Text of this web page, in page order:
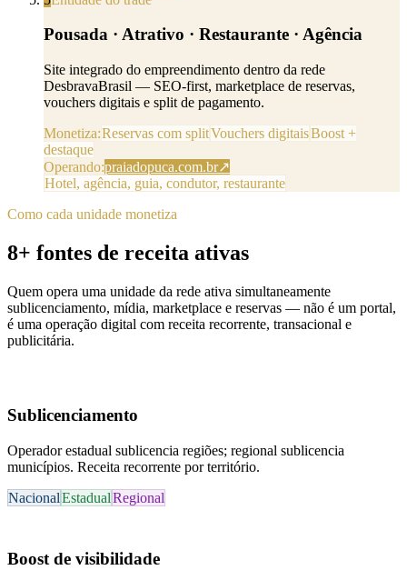
Pousada · Atrativo · Restaurante · Agência
Site integrado do empreendimento dentro da rede
DesbravaBrasil — SEO-first, marketplace de reservas,
vouchers digitais e split de pagamento.
Monetiza:Reservas com splitVouchers digitaisBoost +
destaque
Operando:praiadopuca.com.br↗
Hotel, agência, guia, condutor, restaurante
Como cada unidade monetiza
8+ fontes de receita ativas
Quem opera uma unidade da rede ativa simultaneamente
sublicenciamento, mídia, marketplace e reservas — não é um portal,
é uma operação digital com receita recorrente, transacional e
publicitária.
Sublicenciamento
Operador estadual sublicencia regiões; regional sublicencia
municípios. Receita recorrente por território.
NacionalEstadualRegional
Boost de visibilidade